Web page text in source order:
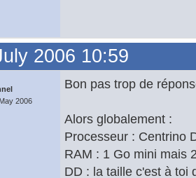
2006 10:59
2006
Bon pas trop de
Alors globalement :
Processeur : Centrino
RAM : 1 Go mini mais
DD : la taille c'est à toi